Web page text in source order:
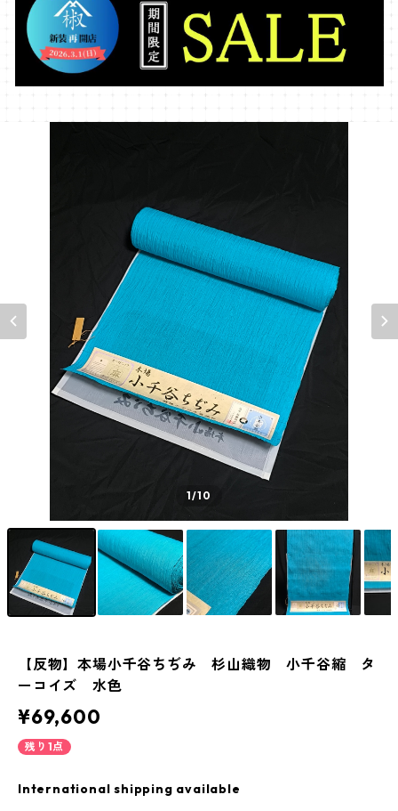
1/10
【反物】本場小千谷ちぢみ 杉山織物 小千谷縮 タ
ーコイズ 水色
¥69,600
残り1点
International shipping available